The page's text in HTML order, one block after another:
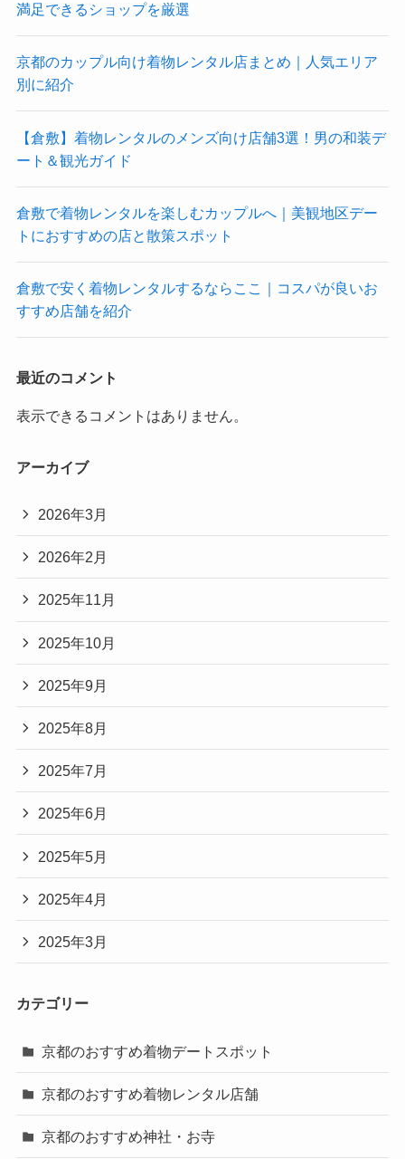
満足できるショップを厳選
京都のカップル向け着物レンタル店まとめ｜人気エリア
別に紹介
【倉敷】着物レンタルのメンズ向け店舗3選！男の和装デ
ート＆観光ガイド
倉敷で着物レンタルを楽しむカップルへ｜美観地区デー
トにおすすめの店と散策スポット
倉敷で安く着物レンタルするならここ｜コスパが良いお
すすめ店舗を紹介
最近のコメント
表示できるコメントはありません。
アーカイブ
2026年3月
2026年2月
2025年11月
2025年10月
2025年9月
2025年8月
2025年7月
2025年6月
2025年5月
2025年4月
2025年3月
カテゴリー
京都のおすすめ着物デートスポット
京都のおすすめ着物レンタル店舗
京都のおすすめ神社・お寺